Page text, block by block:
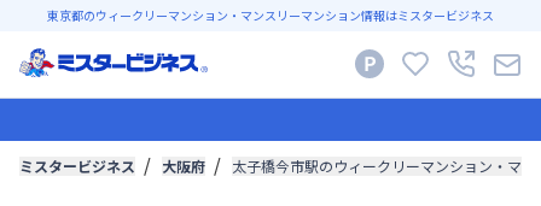
東京都のウィークリーマンション・マンスリーマンション情報はミスタービジネス
ミスタービジネス 大阪府 太子橋今市駅のウィークリーマンション・マ